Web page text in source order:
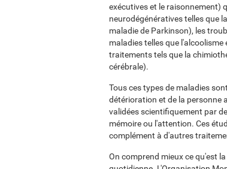
exécutives et le raisonnement)
neurodégénératives telles que
maladie de Parkinson), les
maladies telles que
traitements tels que la
cérébrale).
Tous ces types de maladies
détérioration et de la personne
validées scientifiquement par
mémoire ou l'attention. Ces
complément à d'autres
On comprend mieux ce qu'est